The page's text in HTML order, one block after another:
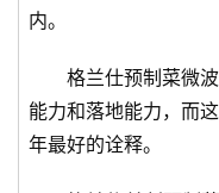
内。
格兰仕预制菜微
能力和落地能力，而
年最好的诠释。